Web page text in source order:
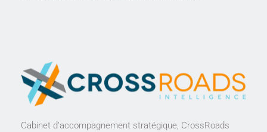
Cabinet d’accompagnement stratégique, CrossRoads